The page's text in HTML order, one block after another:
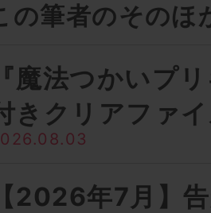
の筆者のそのほ
『魔法つかいプ
きクリアファ
【2026年7月】